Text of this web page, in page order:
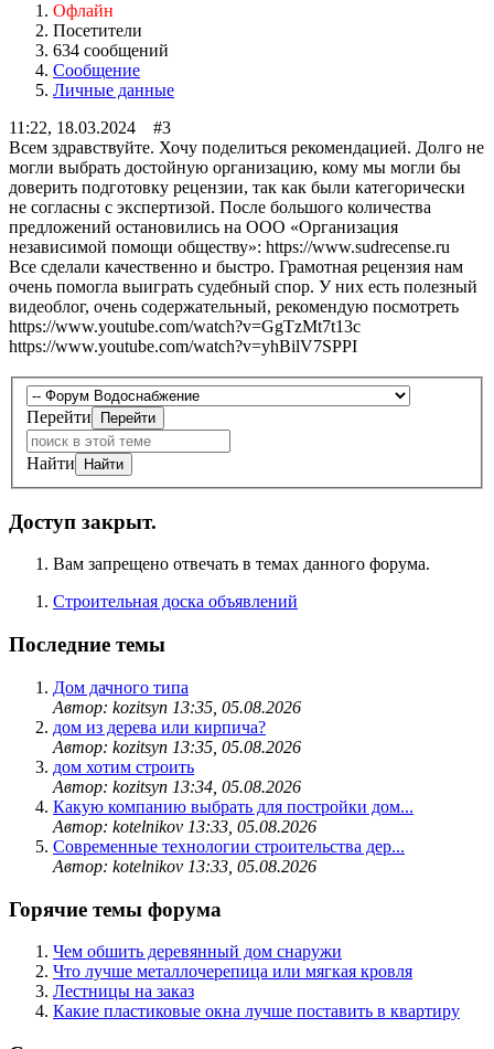
Офлайн
Посетители
634 сообщений
Сообщение
Личные данные
11:22, 18.03.2024 #3
Всем здравствуйте. Хочу поделиться рекомендацией. Долго не
могли выбрать достойную организацию, кому мы могли бы
доверить подготовку рецензии, так как были категорически
не согласны с экспертизой. После большого количества
предложений остановились на ООО «Организация
независимой помощи обществу»: https://www.sudrecense.ru
Все сделали качественно и быстро. Грамотная рецензия нам
очень помогла выиграть судебный спор. У них есть полезный
видеоблог, очень содержательный, рекомендую посмотреть
https://www.youtube.com/watch?v=GgTzMt7t13c
https://www.youtube.com/watch?v=yhBilV7SPPI
Перейти
Найти
Доступ закрыт.
Вам запрещено отвечать в темах данного форума.
Строительная доска объявлений
Последние темы
Дом дачного типа
Автор: kozitsyn 13:35, 05.08.2026
дом из дерева или кирпича?
Автор: kozitsyn 13:35, 05.08.2026
дом хотим строить
Автор: kozitsyn 13:34, 05.08.2026
Какую компанию выбрать для постройки дом...
Автор: kotelnikov 13:33, 05.08.2026
Современные технологии строительства дер...
Автор: kotelnikov 13:33, 05.08.2026
Горячие темы форума
Чем обшить деревянный дом снаружи
Что лучше металлочерепица или мягкая кровля
Лестницы на заказ
Какие пластиковые окна лучше поставить в квартиру